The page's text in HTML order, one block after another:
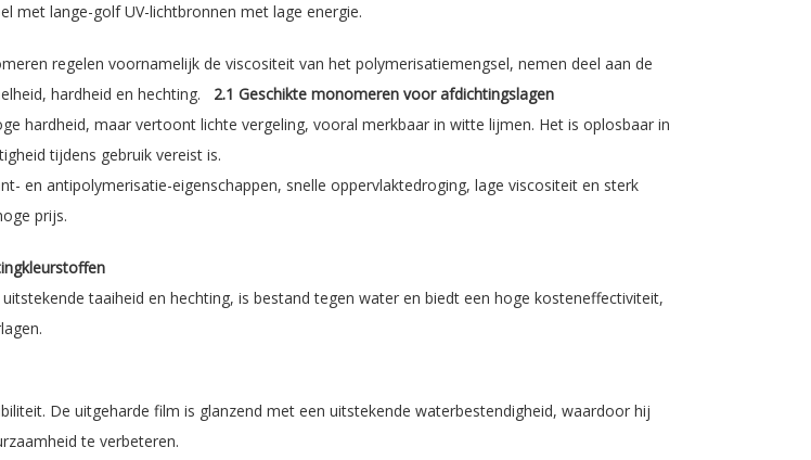
met lange-golf UV-lichtbronnen met lage energie.
regelen voornamelijk de viscositeit van het polymerisatiemengsel, nemen deel aan de
hardheid en hechting. 2.1 Geschikte monomeren voor afdichtingslagen
hardheid, maar vertoont lichte vergeling, vooral merkbaar in witte lijmen. Het is oplosbaar in
tijdens gebruik vereist is.
en antipolymerisatie-eigenschappen, snelle oppervlaktedroging, lage viscositeit en sterk
prijs.
taaiheid en hechting, is bestand tegen water en biedt een hoge kosteneffectiviteit,
De uitgeharde film is glanzend met een uitstekende waterbestendigheid, waardoor hij
te verbeteren.